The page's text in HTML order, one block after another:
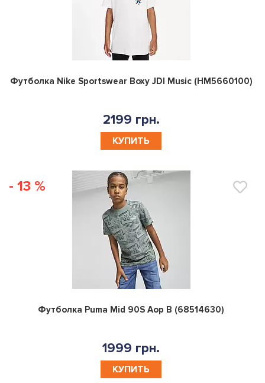
0
Футболка Nike Sportswear Boxy JDI Music (HM5660100)
2199 грн.
КУПИТЬ
- 13 %
0
Футболка Puma Mid 90S Aop B (68514630)
1999 грн.
КУПИТЬ